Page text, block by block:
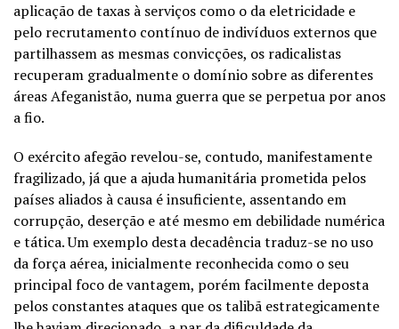
aplicação de taxas à serviços como o da eletricidade e
pelo recrutamento contínuo de indivíduos externos que
partilhassem as mesmas convicções, os radicalistas
recuperam gradualmente o domínio sobre as diferentes
áreas Afeganistão, numa guerra que se perpetua por anos
a fio.
O exército afegão revelou-se, contudo, manifestamente
fragilizado, já que a ajuda humanitária prometida pelos
países aliados à causa é insuficiente, assentando em
corrupção, deserção e até mesmo em debilidade numérica
e tática. Um exemplo desta decadência traduz-se no uso
da força aérea, inicialmente reconhecida como o seu
principal foco de vantagem, porém facilmente deposta
pelos constantes ataques que os talibã estrategicamente